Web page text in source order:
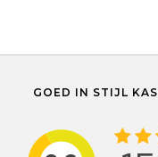
GOED IN STIJL